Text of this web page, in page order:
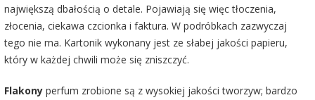
największą dbałością o detale. Pojawiają się więc tłoczenia,
złocenia, ciekawa czcionka i faktura. W podróbkach zazwyczaj
tego nie ma. Kartonik wykonany jest ze słabej jakości papieru,
który w każdej chwili może się zniszczyć.
Flakony perfum zrobione są z wysokiej jakości tworzyw; bardzo